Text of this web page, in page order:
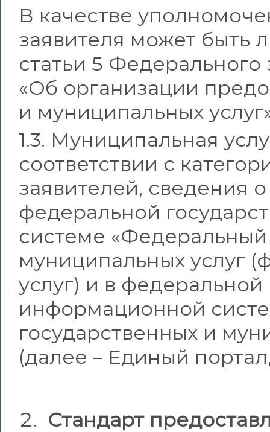
В качестве
заявителя может быть
статьи 5 Федерального
«Об организации
и муниципальных
1.3. Муниципальная
соответствии с
заявителей, сведения
федеральной
системе
муниципальных услуг
услуг) и в федеральной
информационной
государственных и
(далее – Единый
Стандарт